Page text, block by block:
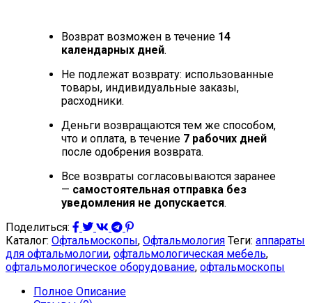
Возврат возможен в течение 14
календарных дней.
Не подлежат возврату: использованные
товары, индивидуальные заказы,
расходники.
Деньги возвращаются тем же способом,
что и оплата, в течение 7 рабочих дней
после одобрения возврата.
Все возвраты согласовываются заранее
— самостоятельная отправка без
уведомления не допускается.
Поделиться:
Каталог: Офтальмоскопы, Офтальмология Теги: аппараты
для офтальмологии, офтальмологическая мебель,
офтальмологическое оборудование, офтальмоскопы
Полное Описание